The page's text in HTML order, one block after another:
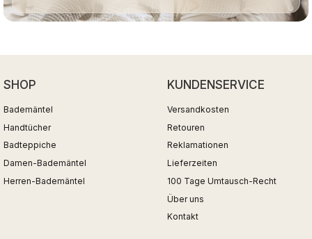
SHOP
Bademäntel
Handtücher
Badteppiche
Damen-Bademäntel
Herren-Bademäntel
KUNDENSERVICE
Versandkosten
Retouren
Reklamationen
Lieferzeiten
100 Tage Umtausch-Recht
Über uns
Kontakt